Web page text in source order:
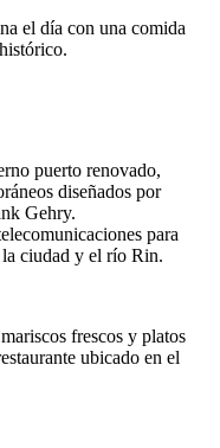
el día con una comida
puerto renovado,
diseñados por
Gehry.
para
ciudad y el río Rin.
frescos y platos
ubicado en el